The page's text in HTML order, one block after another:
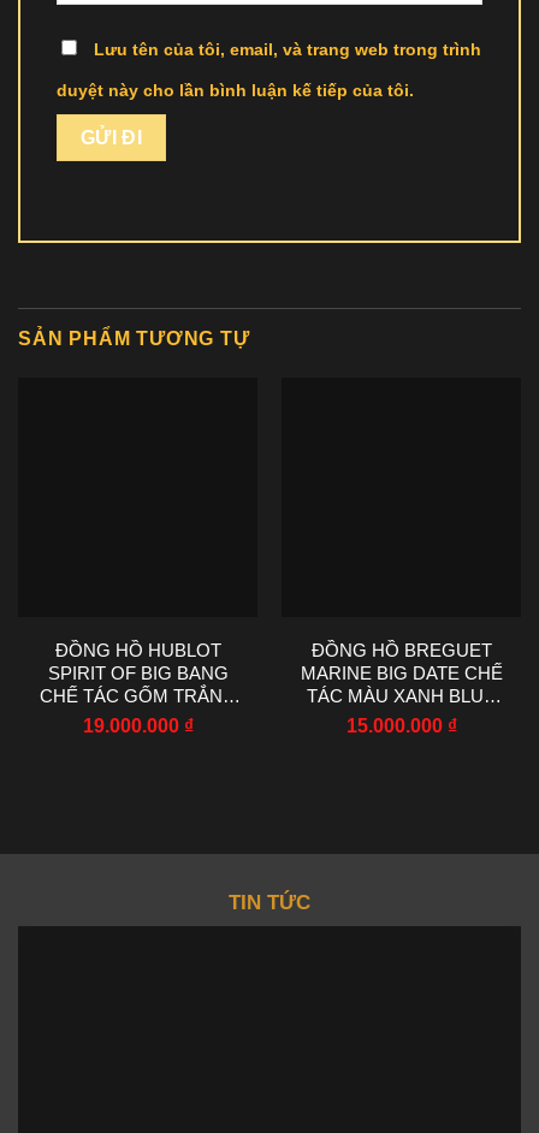
Lưu tên của tôi, email, và trang web trong trình
duyệt này cho lần bình luận kế tiếp của tôi.
SẢN PHẨM TƯƠNG TỰ
ĐỒNG HỒ HUBLOT
SPIRIT OF BIG BANG
CHẾ TÁC GỐM TRẮNG
NHÀ MÁY AAA 42MM
19.000.000 ₫
ĐỒNG HỒ BREGUET
MARINE BIG DATE CHẾ
TÁC MÀU XANH BLUE
NHÀ MÁY HG 39MM
15.000.000 ₫
TIN TỨC